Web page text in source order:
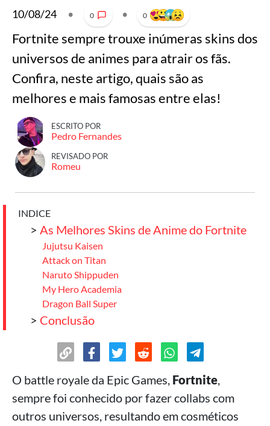
10/08/24 • 0 • 0
Fortnite sempre trouxe inúmeras skins dos
universos de animes para atrair os fãs.
Confira, neste artigo, quais são as
melhores e mais famosas entre elas!
ESCRITO POR
Pedro Fernandes
REVISADO POR
Romeu
INDICE
> As Melhores Skins de Anime do Fortnite
Jujutsu Kaisen
Attack on Titan
Naruto Shippuden
My Hero Academia
Dragon Ball Super
> Conclusão
O battle royale da Epic Games, Fortnite,
sempre foi conhecido por fazer collabs com
outros universos, resultando em cosméticos